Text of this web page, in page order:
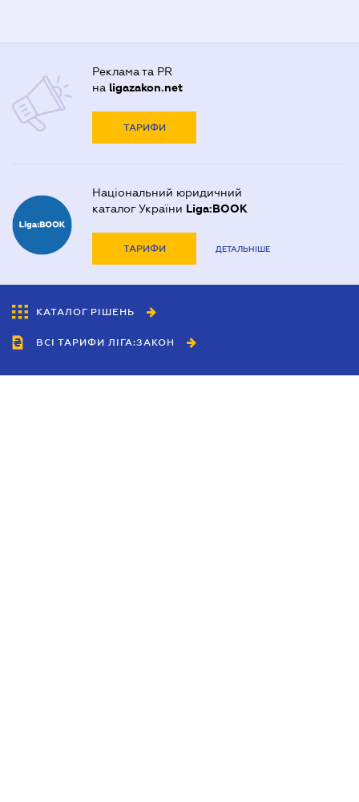
Реклама та PR
на ligazakon.net
ТАРИФИ
Національний юридичний
каталог України Liga:BOOK
ТАРИФИ ДЕТАЛЬНІШЕ
КАТАЛОГ РІШЕНЬ
ВСІ ТАРИФИ ЛІГА:ЗАКОН